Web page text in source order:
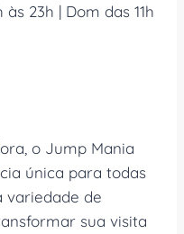
23h | Dom das 11h
o Jump Mania
única para todas
variedade de
sua visita